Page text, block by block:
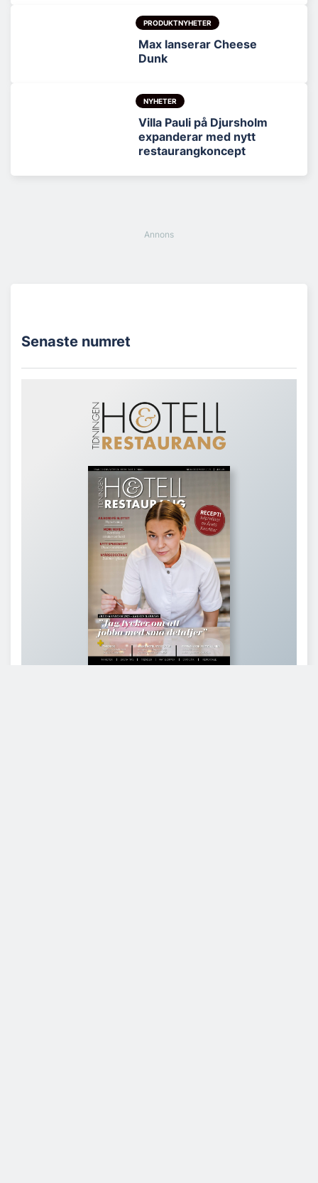
PRODUKTNYHETER
Max lanserar Cheese
Dunk
NYHETER
Villa Pauli på Djursholm
expanderar med nytt
restaurangkoncept
Senaste numret